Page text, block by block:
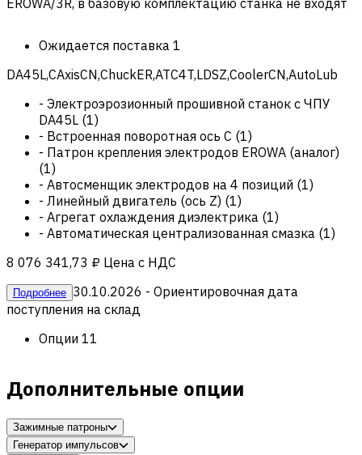
Ожидается поставка 1
DA45L,CAxisCN,ChuckER,ATC4T,LDSZ,CoolerCN,AutoLub
- Электроэрозионный прошивной станок c ЧПУ
DA45L (1)
- Встроенная поворотная ось C (1)
- Патрон крепления электродов EROWA (аналог)
(1)
- Автосменщик электродов на 4 позиций (1)
- Линейный двигатель (ось Z) (1)
- Агрегат охлаждения диэлектрика (1)
- Автоматическая централизованная смазка (1)
8 076 341,73 ₽ Цена с НДС
Подробнее 30.10.2026 - Ориентировочная дата
поступления на склад
Опции 11
Дополнительные опции
Зажимные патроны
Генератор импульсов